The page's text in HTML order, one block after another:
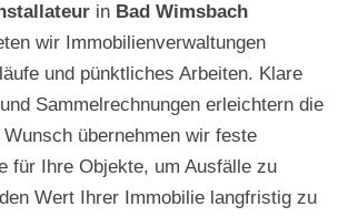
in Bad Wimsbach
wir Immobilienverwaltungen
und pünktliches Arbeiten. Klare
Sammelrechnungen erleichtern die
übernehmen wir feste
für Ihre Objekte, um Ausfälle zu
Wert Ihrer Immobilie langfristig zu